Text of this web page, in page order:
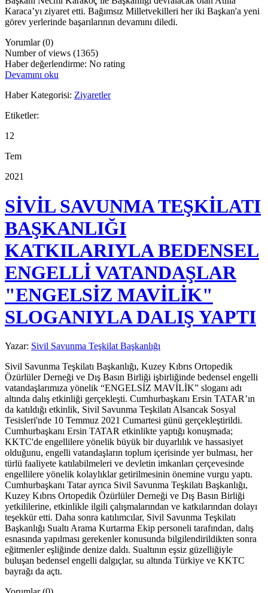
Karaca’yı ziyaret etti. Bağımsız Milletvekilleri her iki Başkan'a yeni
görev yerlerinde başarılarının devamını diledi.
Yorumlar (0)
Number of views (1365)
Haber değerlendirme: No rating
Devamını oku
Haber Kategorisi: Ziyaretler
Etiketler:
12
Tem
2021
SİVİL SAVUNMA TEŞKİLATI
BAŞKANLIĞI
KATKILARIYLA BEDENSEL
ENGELLİ VATANDAŞLAR
"ENGELSİZ MAVİLİK"
SLOGANIYLA DALIŞ YAPTI
Yazar: Sivil Savunma Teşkilat Başkanlığı
Sivil Savunma Teşkilatı Başkanlığı, Kuzey Kıbrıs Ortopedik
Özürlüler Derneği ve Dış Basın Birliği işbirliğinde bedensel engelli
vatandaşlarımıza yönelik “ENGELSİZ MAVİLİK” sloganı adı
altında dalış etkinliği gerçekleşti. Cumhurbaşkanı Ersin TATAR’ın
da katıldığı etkinlik, Sivil Savunma Teşkilatı Alsancak Sosyal
Tesisleri'nde 10 Temmuz 2021 Cumartesi günü gerçekleştirildi.
Cumhurbaşkanı Ersin TATAR etkinlikte yaptığı konuşmada;
KKTC'de engellilere yönelik büyük bir duyarlılık ve hassasiyet
olduğunu, engelli vatandaşların toplum içerisinde yer bulması, her
türlü faaliyete katılabilmeleri ve devletin imkanları çerçevesinde
engellilere yönelik kolaylıklar getirilmesinin önemine vurgu yaptı.
Cumhurbaşkanı Tatar ayrıca Sivil Savunma Teşkilatı Başkanlığı,
Kuzey Kıbrıs Ortopedik Özürlüler Derneği ve Dış Basın Birliği
yetkililerine, etkinlikle ilgili çalışmalarından ve katkılarından dolayı
teşekkür etti. Daha sonra katılımcılar, Sivil Savunma Teşkilatı
Başkanlığı Sualtı Arama Kurtarma Ekip personeli tarafından, dalış
esnasında yapılması gerekenler konusunda bilgilendirildikten sonra
eğitmenler eşliğinde denize daldı. Sualtının eşsiz güzelliğiyle
buluşan bedensel engelli dalgıçlar, su altında Türkiye ve KKTC
bayrağı da açtı.